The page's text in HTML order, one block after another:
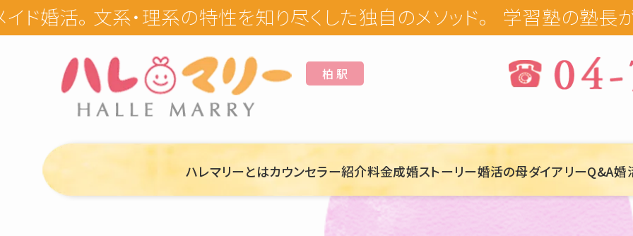
学習塾の塾長が手掛けるオ
柏 駅
ハレマリーとはカウンセラー紹介料金成婚ストーリー婚活の母ダイアリーQ&A婚